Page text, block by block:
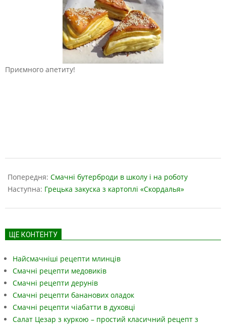
Приємного апетиту!
05-
16
Попередня: Смачні бутерброди в школу і на роботу
Наступна: Грецька закуска з картоплі «Скордалья»
ЩЕ КОНТЕНТУ
Найсмачніші рецепти млинців
Смачні рецепти медовиків
Смачні рецепти дерунів
Смачні рецепти бананових оладок
Смачні рецепти чіабатти в духовці
Салат Цезар з куркою – простий класичний рецепт з